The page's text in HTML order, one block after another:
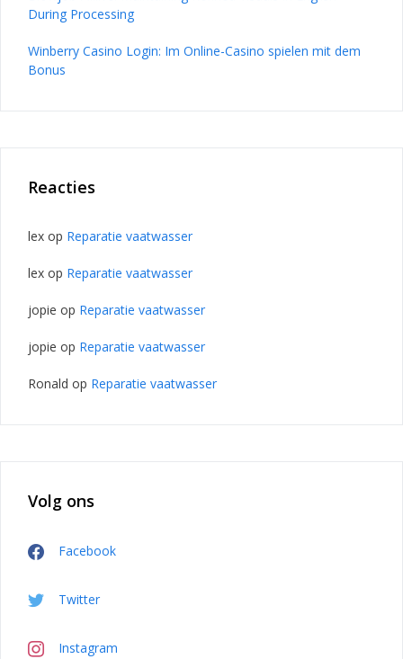
During Processing
Winberry Casino Login: Im Online-Casino spielen mit dem
Bonus
Reacties
lex op Reparatie vaatwasser
lex op Reparatie vaatwasser
jopie op Reparatie vaatwasser
jopie op Reparatie vaatwasser
Ronald op Reparatie vaatwasser
Volg ons
Facebook
Twitter
Instagram